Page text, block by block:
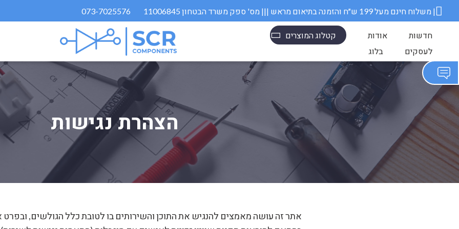
073-7025576 משלוח חינם מעל 199 ש״ח והזמנה בתיאום מראש ||| מס' ספק משרד הבטחון 11006845 |
קטלוג המוצרים אודות
חדשות
בלוג
לעסקים
הצהרת נגישות
אתר זה עושה מאמצים להנגיש את התוכן והשירותים בו לטובת כלל הגולשים,